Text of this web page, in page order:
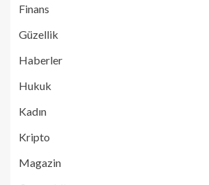
Finans
Güzellik
Haberler
Hukuk
Kadın
Kripto
Magazin